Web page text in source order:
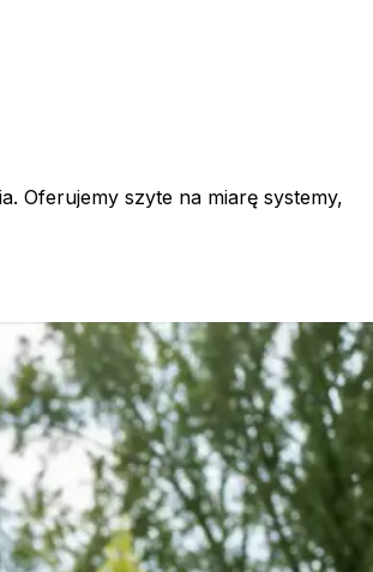
Oferujemy szyte na miarę systemy,